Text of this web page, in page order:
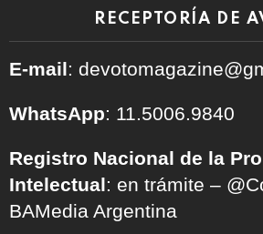
RECEPTORÍA DE
E-mail:
WhatsApp: 11.5006.9840
Registro Nacional de la
Intelectual: en trámite –
BAMedia Argentina